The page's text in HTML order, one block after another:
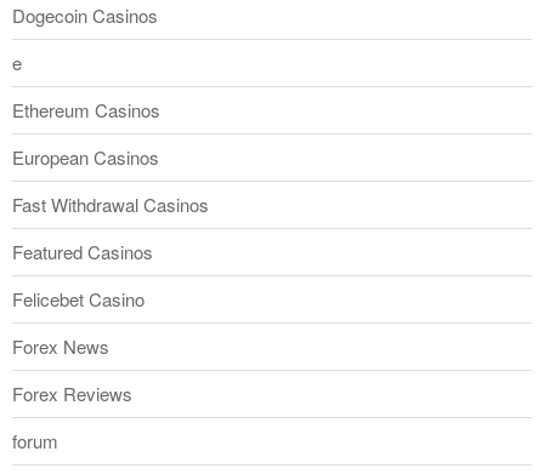
Dogecoin Casinos
e
Ethereum Casinos
European Casinos
Fast Withdrawal Casinos
Featured Casinos
Felicebet Casino
Forex News
Forex Reviews
forum